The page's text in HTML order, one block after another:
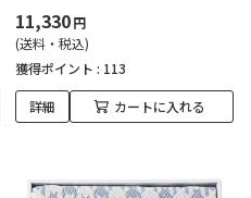
11,330円
(送料・税込)
獲得ポイント : 113
詳細 カートに入れる